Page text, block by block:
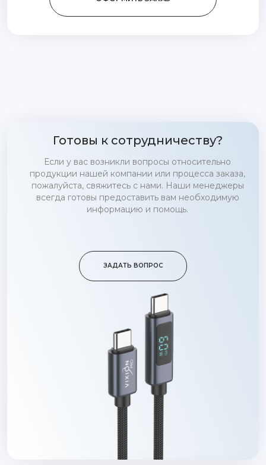
Готовы к сотрудничеству?
Если у вас возникли вопросы относительно
продукции нашей компании или процесса заказа,
пожалуйста, свяжитесь с нами. Наши менеджеры
всегда готовы предоставить вам необходимую
информацию и помощь.
ЗАДАТЬ ВОПРОС